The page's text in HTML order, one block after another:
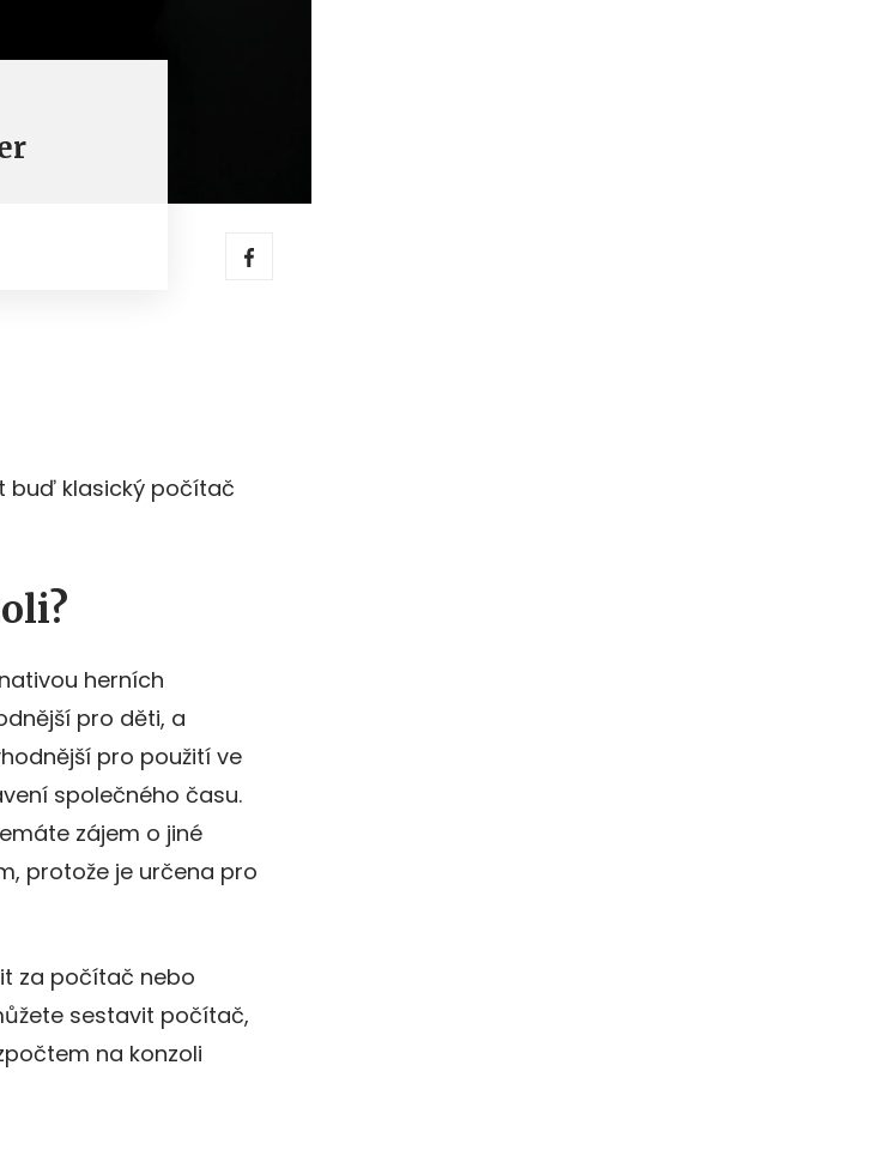
buď klasický počítač
herních
pro děti, a
pro použití ve
společného času.
zájem o jiné
protože je určena pro
za počítač nebo
sestavit počítač,
na konzoli